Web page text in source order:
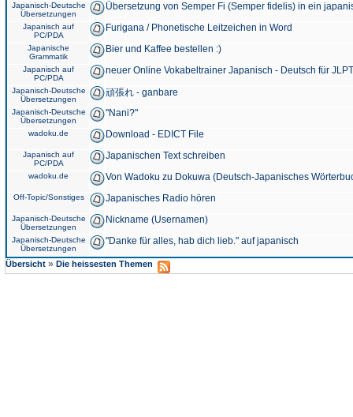
Japanisch-Deutsche
Übersetzungen
Übersetzung von Semper Fi (Semper fidelis) in ein
Japanisch auf
PC/PDA
Furigana / Phonetische Leitzeichen in Word
Japanische
Grammatik
Bier und Kaffee bestellen :)
Japanisch auf
PC/PDA
neuer Online Vokabeltrainer Japanisch - Deutsch für
Japanisch-Deutsche
Übersetzungen
頑張れ - ganbare
Japanisch-Deutsche
Übersetzungen
"Nani?"
wadoku.de Download - EDICT File
Japanisch auf
PC/PDA
Japanischen Text schreiben
wadoku.de Von Wadoku zu Dokuwa (Deutsch-Japanisches
Off-Topic/Sonstiges Japanisches Radio hören
Japanisch-Deutsche
Übersetzungen
Nickname (Usernamen)
Japanisch-Deutsche
Übersetzungen
"Danke für alles, hab dich lieb." auf japanisch
Übersicht » Die heissesten Themen